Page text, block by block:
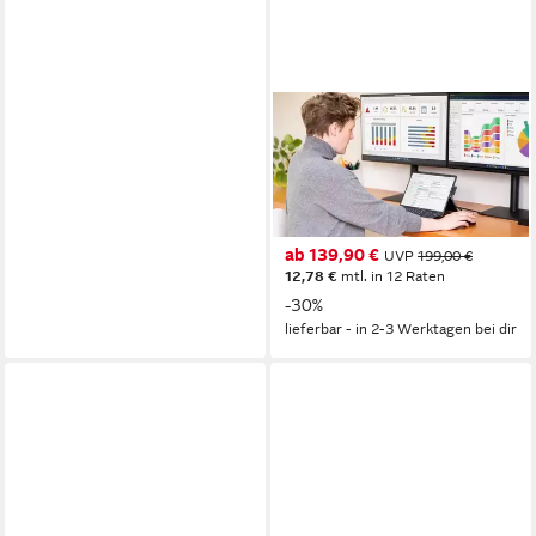
MICROSOFT
Microsoft Surface Pro
Keyboard mit Copilot-Taste,
schwarz, Business Tablet-
Tastatur
(Beschleunigungssensor,
beleuchtete Tastatur, Chiclet,
Copilot-Taste)
ab 139,90 € UVP 199,00 €
12,78 € mtl. in 12 Raten
-30%
lieferbar - in 2-3 Werktagen bei dir